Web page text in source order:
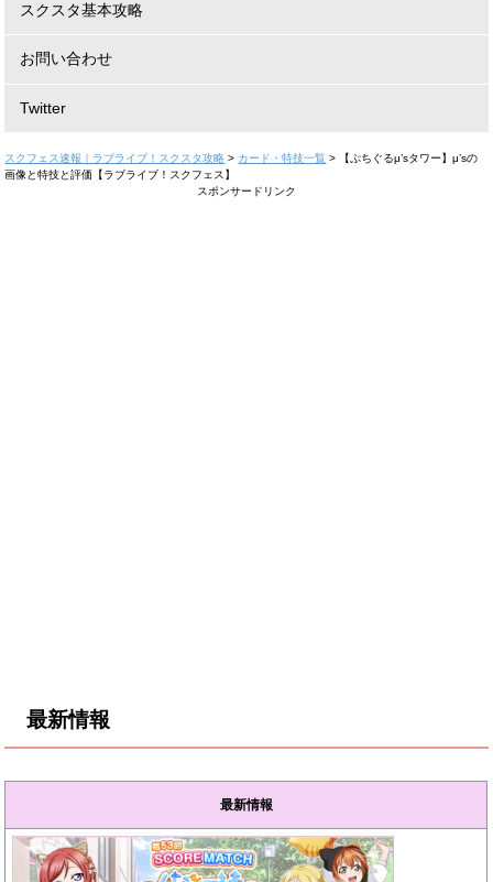
スクスタ基本攻略
お問い合わせ
Twitter
スクフェス速報｜ラブライブ！スクスタ攻略 > カード・特技一覧 >
【ぷちぐるμ’sタワー】μ’sの
画像と特技と評価【ラブライブ！スクフェス】
スポンサードリンク
最新情報
最新情報